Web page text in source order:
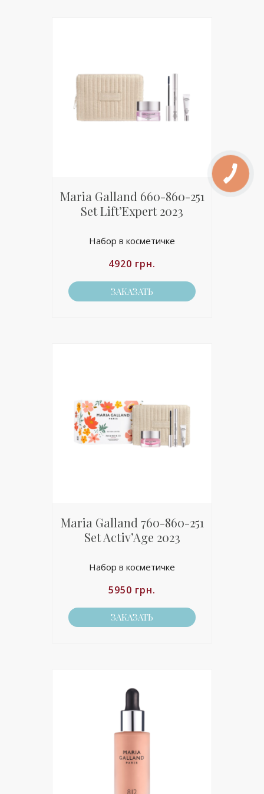
Maria Galland 660-860-251
Set Lift’Expert 2023
Набор в косметичке
4920 грн.
ЗАКАЗАТЬ
Maria Galland 760-860-251
Set Activ’Age 2023
Набор в косметичке
5950 грн.
ЗАКАЗАТЬ